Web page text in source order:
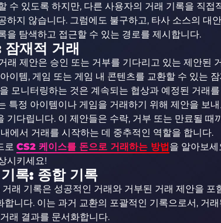
수 있도록 하지만, 다른 사용자의 거래 기록을 직접
하지 않습니다. 그럼에도 불구하고, 타사 소스의 대
을 탐색하고 접근할 수 있는 경로를 제시합니다.
재적 거래
래 제안은 승인 또는 거부를 기다리고 있는 제안된
이템, 게임 또는 게임 내 콘텐츠를 교환할 수 있는
모니터링하는 것은 계속되는 협상과 예정된 거래
특정 아이템이나 게임을 거래하기 위해 제안을 보
기다립니다. 이 제안들은 수락, 거부 또는 만료될 때
에서 거래를 시작하는 데 중추적인 역할을 합니다.
로 CS2 케이스를 돈으로 거래하는 방법을 알아보
시키세요!
록: 종합 기록
래 기록은 성공적인 거래와 거부된 거래 제안을 포
합니다. 이는 과거 교환의 포괄적인 기록으로서, 거
래 결과를 문서화합니다.